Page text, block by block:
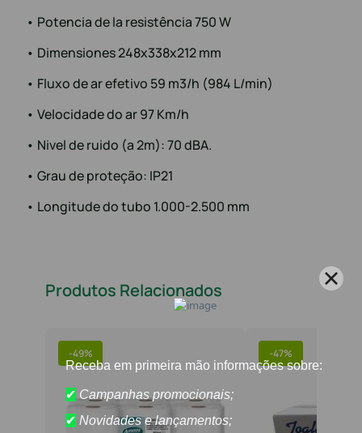
• Potencia de la resistência 750 W
• Dimensiones 248x338x212 mm
• Fluxo de ar efetivo 59 m3/h (984 L/min)
• Velocidade do ar 97 Km/h
• Nivel de ruido (a 2m): 70 dBA.
• Grau de proteção: IP21
• Longitude do tubo 1.000-2.500 mm
Produtos Relacionados
-49% -47%